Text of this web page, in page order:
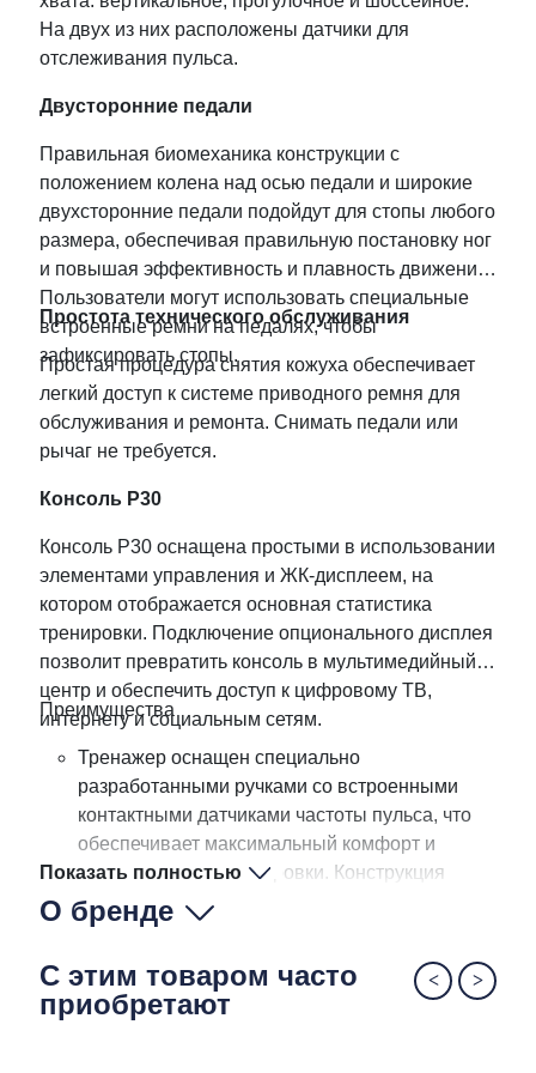
На двух из них расположены датчики для
отслеживания пульса.
Двусторонние педали
Правильная биомеханика конструкции с
положением колена над осью педали и широкие
двухсторонние педали подойдут для стопы любого
размера, обеспечивая правильную постановку ног
и повышая эффективность и плавность движений.
Пользователи могут использовать специальные
встроенные ремни на педалях, чтобы
зафиксировать стопы.
Простота технического обслуживания
Простая процедура снятия кожуха обеспечивает
легкий доступ к системе приводного ремня для
обслуживания и ремонта. Снимать педали или
рычаг не требуется.
Консоль P30
Консоль P30 оснащена простыми в использовании
элементами управления и ЖК-дисплеем, на
котором отображается основная статистика
тренировки. Подключение опционального дисплея
позволит превратить консоль в мультимедийный
центр и обеспечить доступ к цифровому ТВ,
интернету и социальным сетям.
Преимущества
Тренажер оснащен специально
разработанными ручками со встроенными
контактными датчиками частоты пульса, что
обеспечивает максимальный комфорт и
эффективность тренировки. Конструкция
сиденья максимально удобна. Положение
сиденья можно регулировать одной рукой,
сидя на тренажере или стоя рядом с ним.
Двухсторонние педали позволяют заниматься
как с использованием ремешков, так и без них.
Показать полностью
О бренде
С этим товаром часто
приобретают